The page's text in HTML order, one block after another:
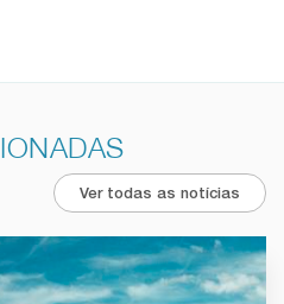
Ver todas as notícias